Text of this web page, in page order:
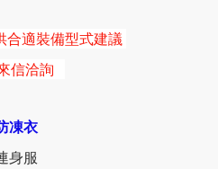
合適裝備型式建議
信洽詢
凍衣
身服